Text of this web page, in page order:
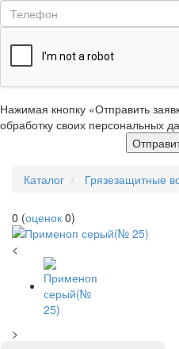
Нажимая кнопку «Отправить
обработку своих персональных
Каталог Грязезащитные
0 (оценок 0)
<
>